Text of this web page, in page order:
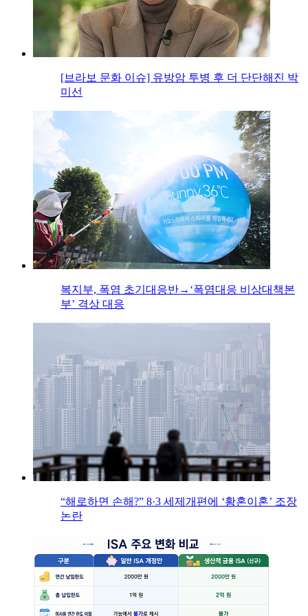
[브라보 문화 이슈] 유방암 투병 후 더 단단해진 박
미선
복지부, 폭염 초기대응반→‘폭염대응 비상대책본
부’ 격상 대응
“해로하면 손해?” 8·3 세제개편에 ‘황혼이혼’ 조장
논란